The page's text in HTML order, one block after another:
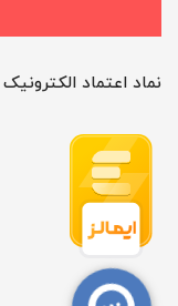
نماد اعتماد